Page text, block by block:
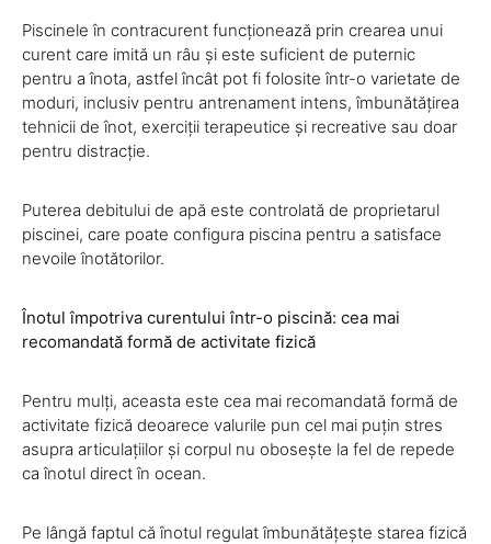
Piscinele în contracurent funcționează prin crearea unui
curent care imită un râu și este suficient de puternic
pentru a înota, astfel încât pot fi folosite într-o varietate de
moduri, inclusiv pentru antrenament intens, îmbunătățirea
tehnicii de înot, exerciții terapeutice și recreative sau doar
pentru distracție.
Puterea debitului de apă este controlată de proprietarul
piscinei, care poate configura piscina pentru a satisface
nevoile înotătorilor.
Înotul împotriva curentului într-o piscină: cea mai
recomandată formă de activitate fizică
Pentru mulți, aceasta este cea mai recomandată formă de
activitate fizică deoarece valurile pun cel mai puțin stres
asupra articulațiilor și corpul nu obosește la fel de repede
ca înotul direct în ocean.
Pe lângă faptul că înotul regulat îmbunătățește starea fizică